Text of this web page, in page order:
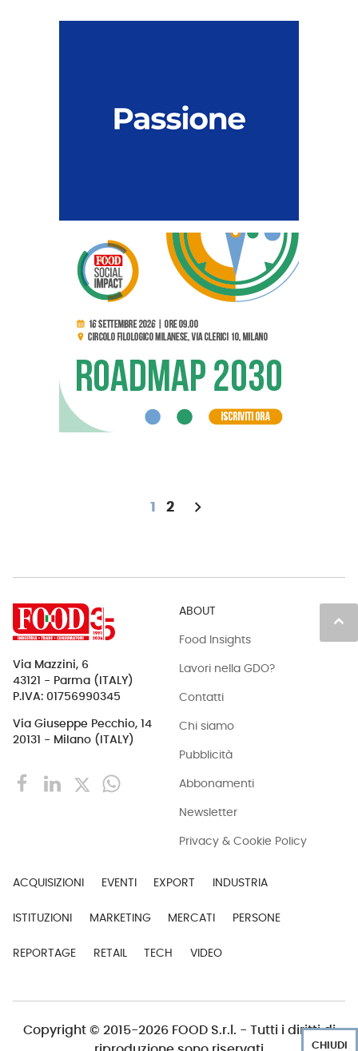
1 2 chevron_right
keyboard_arrow_up
Via Mazzini, 6
43121 - Parma (ITALY)
P.IVA: 01756990345
Via Giuseppe Pecchio, 14
20131 - Milano (ITALY)
ABOUT
Food Insights
Lavori nella GDO?
Contatti
Chi siamo
Pubblicità
Abbonamenti
Newsletter
Privacy & Cookie Policy
ACQUISIZIONI EVENTI EXPORT INDUSTRIA
ISTITUZIONI MARKETING MERCATI PERSONE
REPORTAGE RETAIL TECH VIDEO
Copyright © 2015-2026 FOOD S.r.l. - Tutti i diritti di
CHIUDI